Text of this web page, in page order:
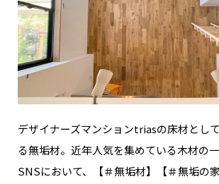
デザイナーズマンションtriasの床材とし
る無垢材。近年人気を集めている木材の一
SNSにおいて、【＃無垢材】【＃無垢の